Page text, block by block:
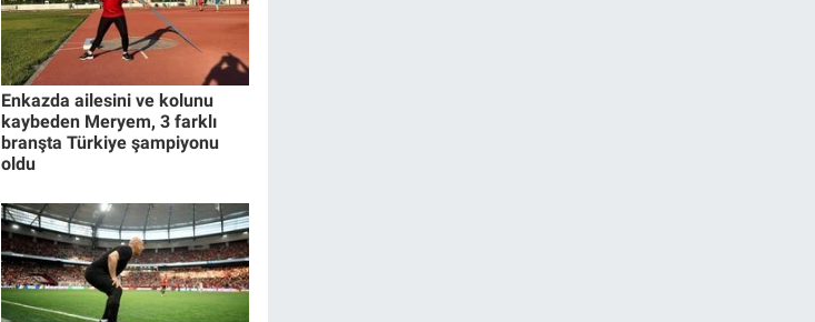
Enkazda ailesini ve kolunu
kaybeden Meryem, 3 farklı
branşta Türkiye şampiyonu
oldu